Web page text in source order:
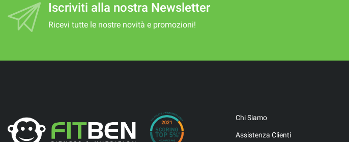
Iscriviti alla nostra Newsletter
Ricevi tutte le nostre novità e promozioni!
Chi Siamo
Assistenza Clienti